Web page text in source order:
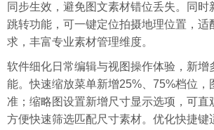
同步生效，避免图文素材错位丢失。同时
跳转功能，可一键定位拍摄地理位置，适
求，丰富专业素材管理维度。
软件细化日常编辑与视图操作体验，新增
能。快速缩放菜单新增25%、75%档位，
准；缩略图设置新增尺寸显示选项，可直
方便快速筛选匹配尺寸素材。优化快捷键